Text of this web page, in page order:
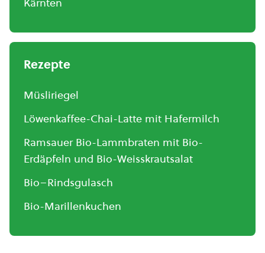
Rezepte
Müsliriegel
Löwenkaffee-Chai-Latte mit Hafermilch
Ramsauer Bio-Lammbraten mit Bio-
Erdäpfeln und Bio-Weisskrautsalat
Bio–Rindsgulasch
Bio-Marillenkuchen